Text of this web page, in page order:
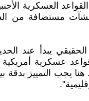
العسكرية
مستضافة من
يبدأ عند
قواعد عسكرية
هنا يجب التمييز بدقة